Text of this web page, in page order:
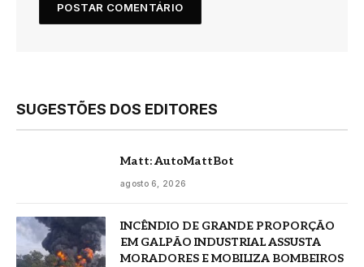
SUGESTÕES DOS EDITORES
Matt: AutoMattBot
agosto 6, 2026
INCÊNDIO DE GRANDE PROPORÇÃO
EM GALPÃO INDUSTRIAL ASSUSTA
MORADORES E MOBILIZA BOMBEIROS